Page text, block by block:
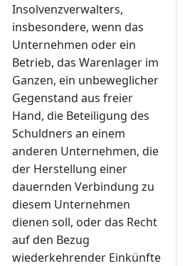
Insolvenzverwalters,
insbesondere, wenn das
Unternehmen oder ein
Betrieb, das Warenlager im
Ganzen, ein unbeweglicher
Gegenstand aus freier
Hand, die Beteiligung des
Schuldners an einem
anderen Unternehmen, die
der Herstellung einer
dauernden Verbindung zu
diesem Unternehmen
dienen soll, oder das Recht
auf den Bezug
wiederkehrender Einkünfte